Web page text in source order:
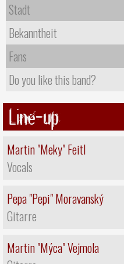
Stadt
Bekanntheit
Fans
Do you like this band?
Line-up
Martin "Meky" Feitl
Vocals
Pepa "Pepi" Moravanský
Gitarre
Martin "Mýca" Vejmola